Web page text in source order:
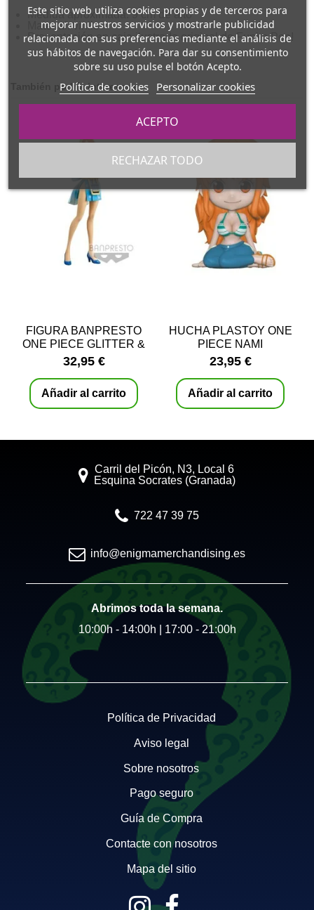
Medida aproximada: 9 cm de alto
Material: vinilo
Presentación en caja ilustrada original de Funko Pop!
También podría interesarle
FIGURA BANPRESTO
ONE PIECE GLITTER &
GLAMOURS NAMI WANO
32,95 €
Añadir al carrito
HUCHA PLASTOY ONE
PIECE NAMI
23,95 €
Añadir al carrito
Carril del Picón, N3, Local 6
Esquina Socrates (Granada)
722 47 39 75
info@enigmamerchandising.es
Abrimos toda la semana.
10:00h - 14:00h | 17:00 - 21:00h
Política de Privacidad
Aviso legal
Sobre nosotros
Pago seguro
Guía de Compra
Contacte con nosotros
Mapa del sitio
Este sitio web utiliza cookies propias y de terceros para
mejorar nuestros servicios y mostrarle publicidad
relacionada con sus preferencias mediante el análisis de
sus hábitos de navegación. Para dar su consentimiento
sobre su uso pulse el botón Acepto.
Política de cookies Personalizar cookies
RECHAZAR TODO
ACEPTO